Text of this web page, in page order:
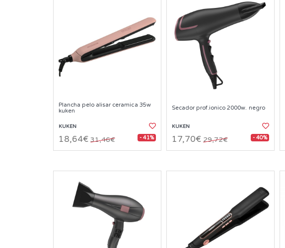
Plancha pelo alisar ceramica 35w
kuken
KUKEN
18,64€ 31,46€ - 41%
Secador prof.ionico 2000w. negro
KUKEN
17,70€ 29,72€ - 40%